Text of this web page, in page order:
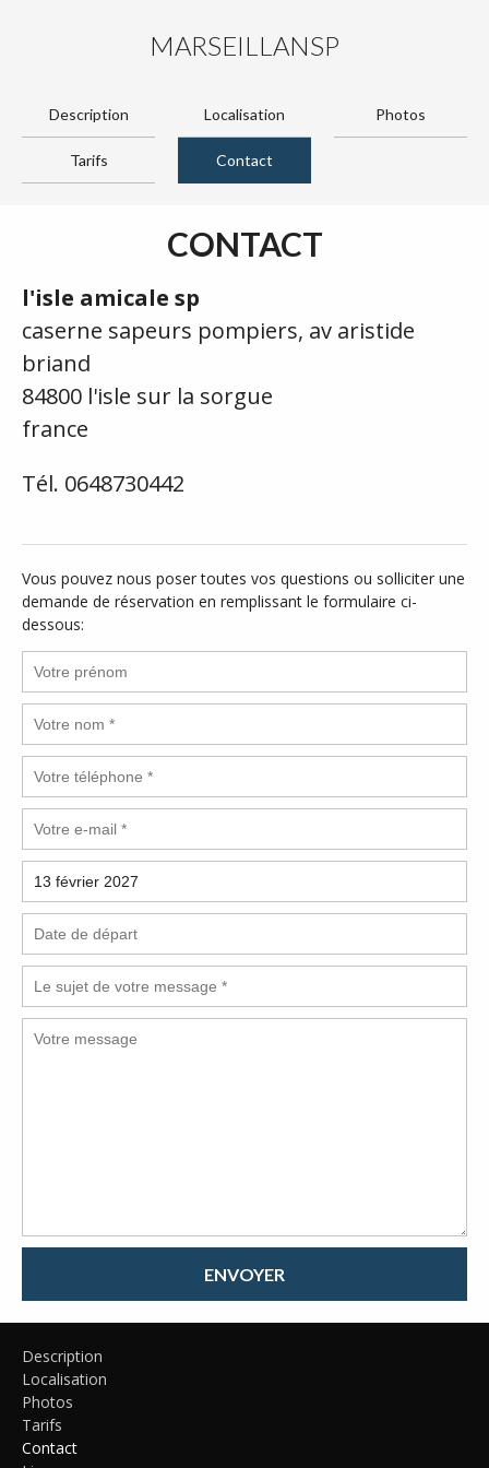
MARSEILLANSP
Description Localisation Photos
Tarifs Contact
CONTACT
l'isle amicale sp
caserne sapeurs pompiers, av aristide
briand
84800 l'isle sur la sorgue
france
Tél. 0648730442
Vous pouvez nous poser toutes vos questions ou solliciter une
demande de réservation en remplissant le formulaire ci-
dessous:
ENVOYER
Description
Localisation
Photos
Tarifs
Contact